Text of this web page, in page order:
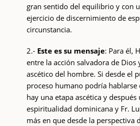
gran sentido del equilibrio y con
ejercicio de discernimiento de
circunstancia.
2.- Este es su mensaje: Para él,
entre la acción salvadora de Dios
ascético del hombre. Si desde el
proceso humano podría
hay una etapa ascética y
espiritualidad dominicana y Fr.
más en que desde la perspectiva